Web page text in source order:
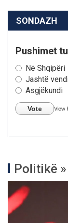
SONDAZH
Pushimet
Në Shqipëri
Jashtë
Asgjëkundi
Vote View
Politikë »